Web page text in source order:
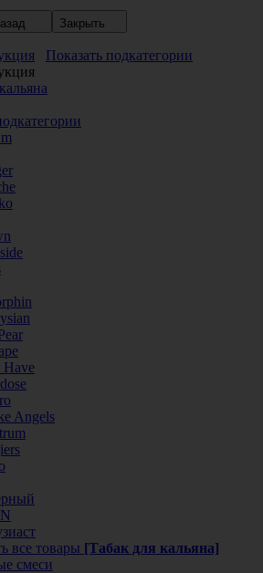
Закрыть
Показать подкатегории
Have
Angels
все товары [Табак для кальяна]
смеси